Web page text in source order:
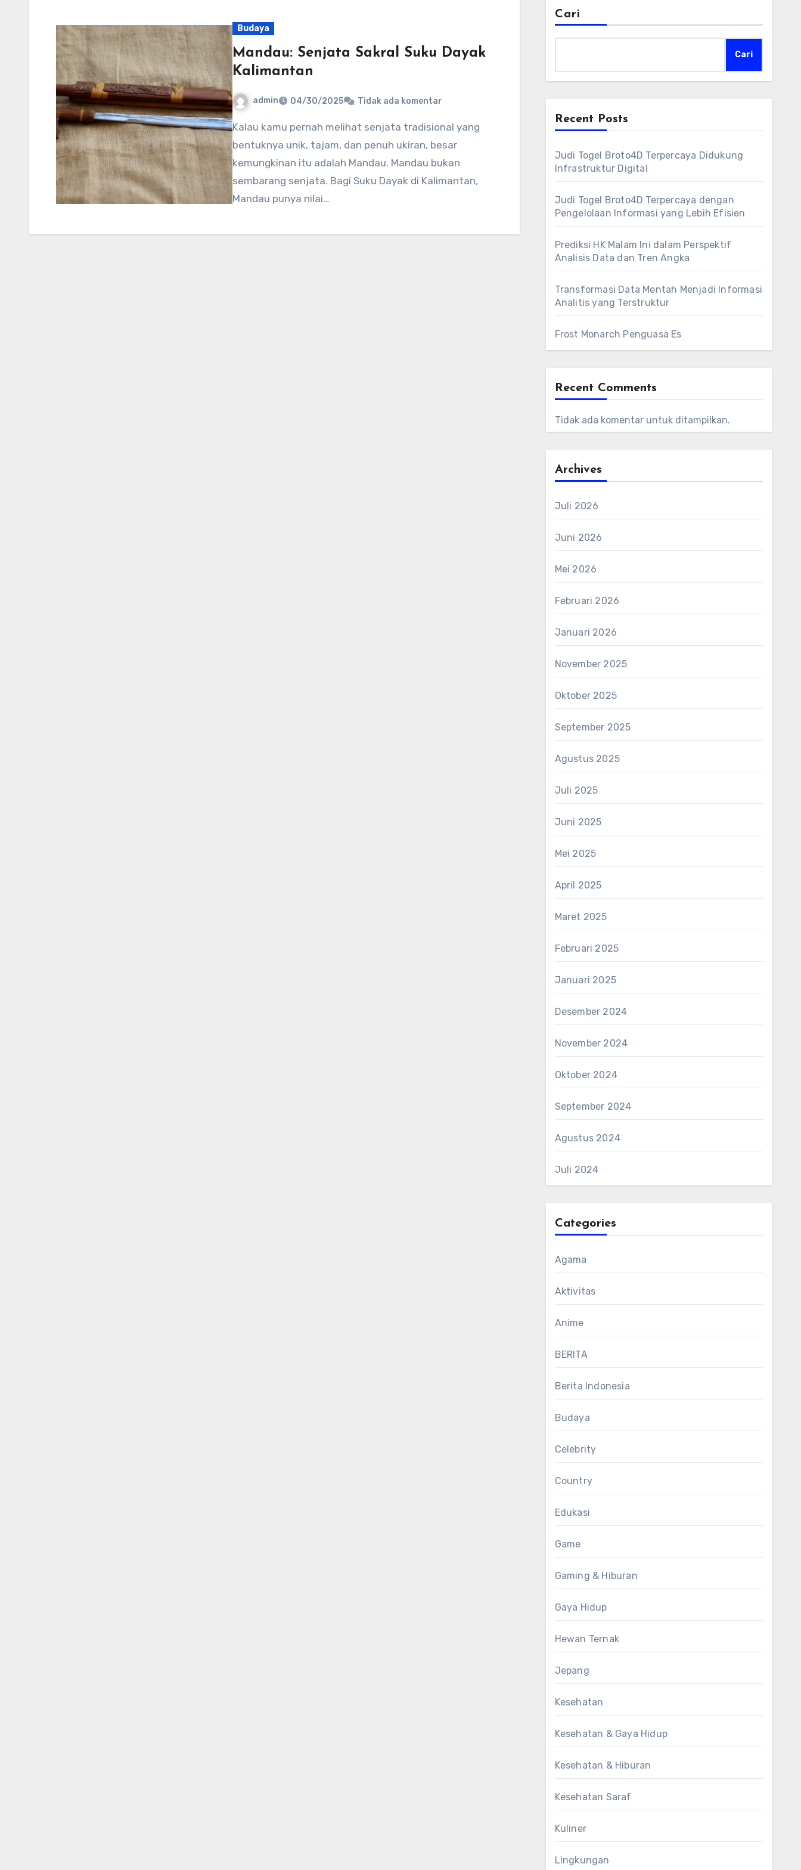
Budaya
Mandau: Senjata Sakral Suku Dayak
Kalimantan
admin 04/30/2025 Tidak ada komentar
Kalau kamu pernah melihat senjata tradisional yang
bentuknya unik, tajam, dan penuh ukiran, besar
kemungkinan itu adalah Mandau. Mandau bukan
sembarang senjata. Bagi Suku Dayak di Kalimantan,
Mandau punya nilai…
Cari
Cari
Recent Posts
Judi Togel Broto4D Terpercaya Didukung
Infrastruktur Digital
Judi Togel Broto4D Terpercaya dengan
Pengelolaan Informasi yang Lebih Efisien
Prediksi HK Malam Ini dalam Perspektif
Analisis Data dan Tren Angka
Transformasi Data Mentah Menjadi Informasi
Analitis yang Terstruktur
Frost Monarch Penguasa Es
Recent Comments
Tidak ada komentar untuk ditampilkan.
Archives
Juli 2026
Juni 2026
Mei 2026
Februari 2026
Januari 2026
November 2025
Oktober 2025
September 2025
Agustus 2025
Juli 2025
Juni 2025
Mei 2025
April 2025
Maret 2025
Februari 2025
Januari 2025
Desember 2024
November 2024
Oktober 2024
September 2024
Agustus 2024
Juli 2024
Categories
Agama
Aktivitas
Anime
BERITA
Berita Indonesia
Budaya
Celebrity
Country
Edukasi
Game
Gaming & Hiburan
Gaya Hidup
Hewan Ternak
Jepang
Kesehatan
Kesehatan & Gaya Hidup
Kesehatan & Hiburan
Kesehatan Saraf
Kuliner
Lingkungan